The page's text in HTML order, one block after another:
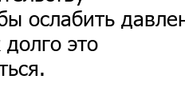
ослабить
это